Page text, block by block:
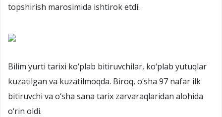
topshirish marosimida ishtirok etdi.
Bilim yurti tarixi ko‘plab bitiruvchilar, ko‘plab yutuqlar
kuzatilgan va kuzatilmoqda. Biroq, o‘sha 97 nafar ilk
bitiruvchi va o‘sha sana tarix zarvaraqlaridan alohida
o‘rin oldi.